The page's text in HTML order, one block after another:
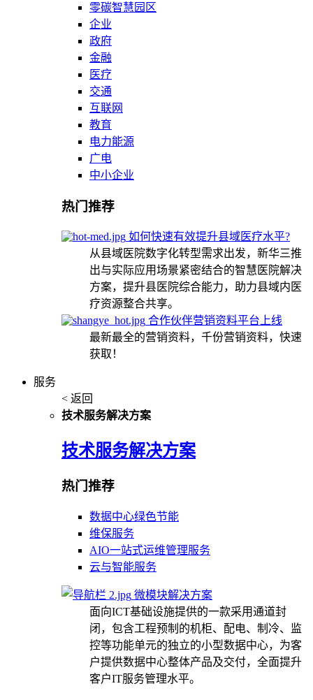
零碳智慧园区
企业
政府
金融
医疗
交通
互联网
教育
电力能源
广电
中小企业
热门推荐
如何快速有效提升县域医疗水平?
从县域医院数字化转型需求出发，新华三推
出与实际应用场景紧密结合的智慧医院解决
方案，提升县医院综合能力，助力县域内医
疗资源整合共享。
合作伙伴营销资料平台上线
最新最全的营销资料，千份营销资料，快速
获取！
服务
< 返回
技术服务解决方案
技术服务解决方案
热门推荐
数据中心绿色节能
维保服务
AIO一站式运维管理服务
云与智能服务
微模块解决方案
面向ICT基础设施提供的一款采用通道封
闭，包含工程预制的机柜、配电、制冷、监
控等功能单元的独立的小型数据中心，为客
户提供数据中心整体产品及交付，全面提升
客户IT服务管理水平。